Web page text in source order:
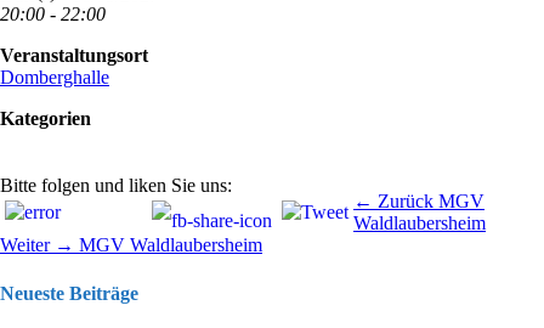
20:00 - 22:00
Veranstaltungsort
Domberghalle
Kategorien
Bitte folgen und liken Sie uns:
Beitragsnavigation ← Zurück
Beitrag:
MGV
Waldlaubersheim
Weiter → Nächster
MGV Waldlaubersheim
Neueste Beiträge